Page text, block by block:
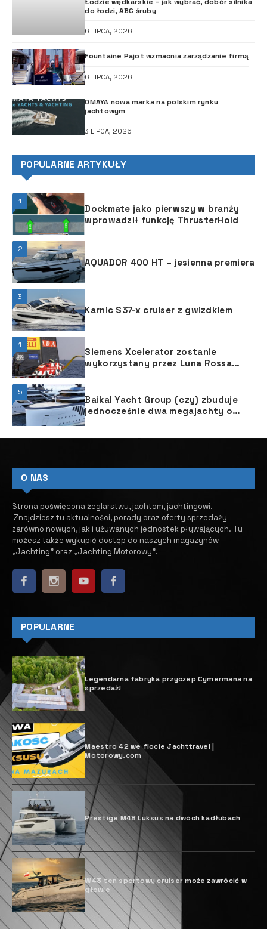
do łodzi, ABC śruby
6 LIPCA, 2026
Fountaine Pajot wzmacnia zarządzanie firmą
6 LIPCA, 2026
OMAYA nowa marka na polskim rynku
jachtowym
3 LIPCA, 2026
POPULARNE ARTYKUŁY
1
Dockmate jako pierwszy w branży
wprowadził funkcję ThrusterHold
2
AQUADOR 400 HT – jesienna premiera
3
Karnic S37-x cruiser z gwizdkiem
4
Siemens Xcelerator zostanie
wykorzystany przez Luna Rossa
5
Baikal Yacht Group (czy) zbuduje
jednocześnie dwa megajachty o
O NAS
Strona poświęcona żeglarstwu, jachtom, jachtingowi.
Znajdziesz tu aktualności, porady oraz oferty sprzedaży
zarówno nowych, jak i używanych jednostek pływających. ​ Tu
możesz także wykupić dostęp do naszych magazynów
„Jachting” oraz „Jachting Motorowy”.
POPULARNE
Legendarna fabryka przyczep Cymermana na
sprzedaż!
Maestro 42 we flocie Jachttravel |
Motorowy.com
Prestige M48 Luksus na dwóch kadłubach
W43 ten sportowy cruiser może zawrócić w
głowie